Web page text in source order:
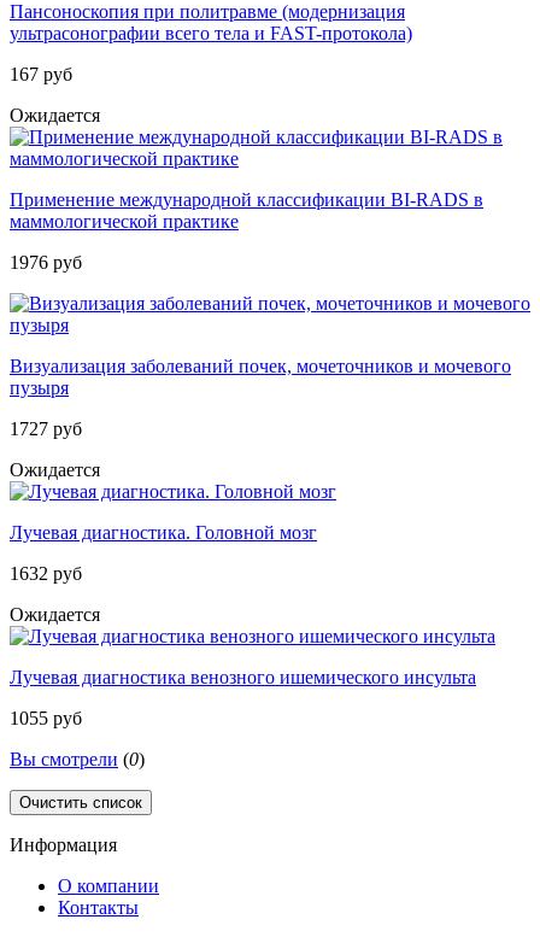
Пансоноскопия при политравме (модернизация
ультрасонографии всего тела и FAST-протокола)
167 руб
Ожидается
Применение международной классификации BI-RADS в
маммологической практике
1976 руб
Визуализация заболеваний почек, мочеточников и мочевого
пузыря
1727 руб
Ожидается
Лучевая диагностика. Головной мозг
1632 руб
Ожидается
Лучевая диагностика венозного ишемического инсульта
1055 руб
Вы смотрели (0)
Очистить список
Информация
О компании
Контакты